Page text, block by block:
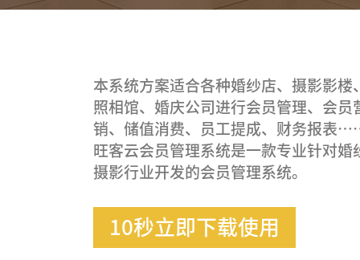
本系统方案适合各种婚纱店、摄影影楼
照相馆、婚庆公司进行会员管理、会员
销、储值消费、员工提成、财务报表
旺客云会员管理系统是一款专业针对婚
摄影行业开发的会员管理系统。
10秒立即下载使用